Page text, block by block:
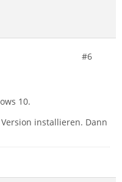
#6
10.
installieren. Dann